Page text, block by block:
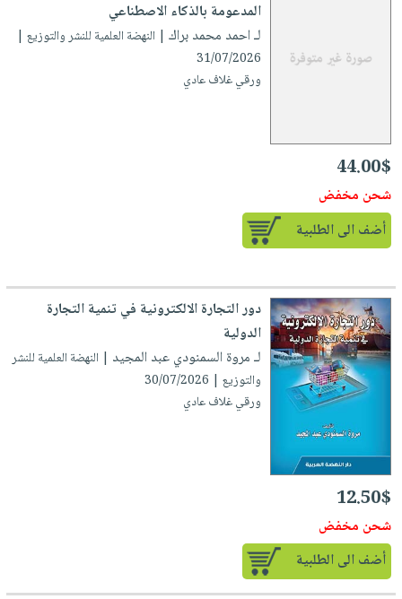
الحمية
المائدة
العودة
كتب
اكسسوارات
منزلية
اكسسوارات
ملابس
حقائب
حلي
عناية
بالذات
صابون
أطفال
مناسبات
كل
الاشتراكات
صندوق
القراءة
iKitab
حدود
بحث
متقدم
نيل
عن
الشركة
سياسة
الشركة
فيديوهات
أسئلة
يتكرر
طرحها
خدمات
نيل
وفرات
حسابك
لائحة
الأمنيات
عربة
التسوق
نشرة
الإصدارات
المدعومة بالذكاء الاصطناعي
لـ احمد محمد براك| النهضة العلمية للنشر والتوزيع |
31/07/2026
ورقي غلاف عادي
44.00$
شحن مخفض
أضف الى الطلبية
دور التجارة الالكترونية في تنمية التجارة
الدولية
لـ مروة السمنودي عبد المجيد | النهضة العلمية للنشر
والتوزيع | 30/07/2026
ورقي غلاف عادي
12.50$
شحن مخفض
أضف الى الطلبية